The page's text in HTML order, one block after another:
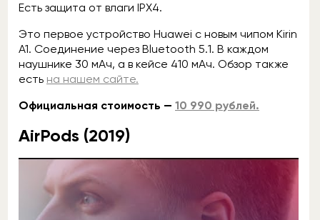
Есть защита от влаги IPX4.
Это первое устройство Huawei с новым чипом Kirin
A1. Соединение через Bluetooth 5.1. В каждом
наушнике 30 мАч, а в кейсе 410 мАч. Обзор также
есть на нашем сайте.
Официальная стоимость — 10 990 рублей.
AirPods (2019)